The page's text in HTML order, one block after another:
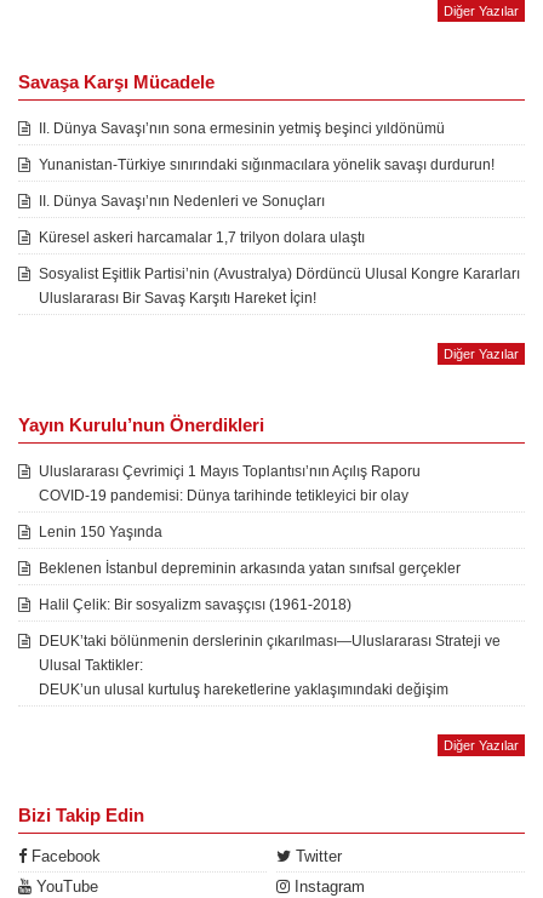
Diğer Yazılar
Savaşa Karşı Mücadele
II. Dünya Savaşı’nın sona ermesinin yetmiş beşinci yıldönümü
Yunanistan-Türkiye sınırındaki sığınmacılara yönelik savaşı durdurun!
II. Dünya Savaşı’nın Nedenleri ve Sonuçları
Küresel askeri harcamalar 1,7 trilyon dolara ulaştı
Sosyalist Eşitlik Partisi’nin (Avustralya) Dördüncü Ulusal Kongre Kararları
Uluslararası Bir Savaş Karşıtı Hareket İçin!
Diğer Yazılar
Yayın Kurulu’nun Önerdikleri
Uluslararası Çevrimiçi 1 Mayıs Toplantısı’nın Açılış Raporu
COVID-19 pandemisi: Dünya tarihinde tetikleyici bir olay
Lenin 150 Yaşında
Beklenen İstanbul depreminin arkasında yatan sınıfsal gerçekler
Halil Çelik: Bir sosyalizm savaşçısı (1961-2018)
DEUK’taki bölünmenin derslerinin çıkarılması—Uluslararası Strateji ve
Ulusal Taktikler:
DEUK’un ulusal kurtuluş hareketlerine yaklaşımındaki değişim
Diğer Yazılar
Bizi Takip Edin
Facebook
Twitter
YouTube
Instagram